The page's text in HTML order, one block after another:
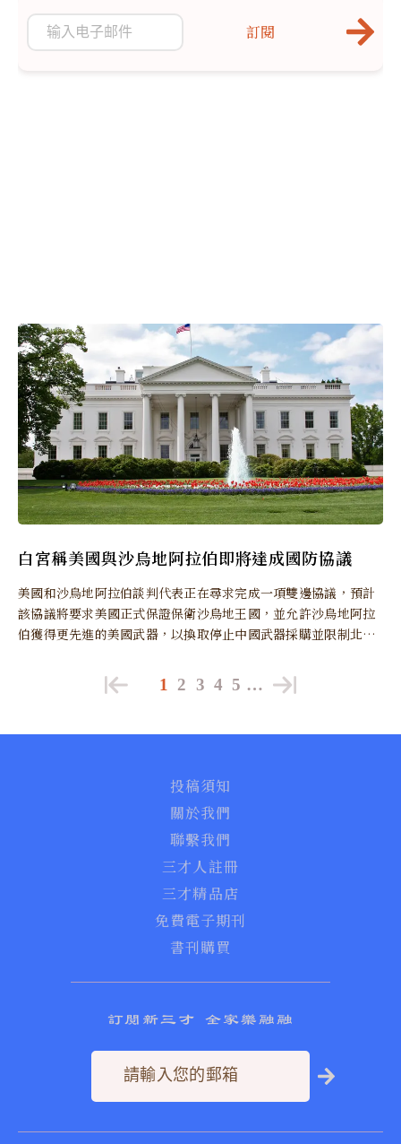
白宮稱美國與沙烏地阿拉伯即將達成國防協議
美國和沙烏地阿拉伯談判代表正在尋求完成一項雙邊協議，預計
該協議將要求美國正式保證保衛沙烏地王國，並允許沙烏地阿拉
伯獲得更先進的美國武器，以換取停止中國武器採購並限制北京
訂閱
1 2 3 4 5 …
投稿須知
關於我們
聯繫我們
三才人註冊
三才精品店
免費電子期刊
書刊購買
訂閱新三才 全家樂融融